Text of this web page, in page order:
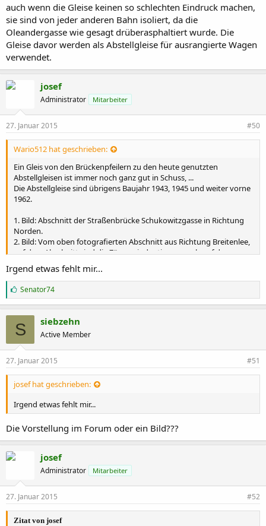
auch wenn die Gleise keinen so schlechten Eindruck machen,
sie sind von jeder anderen Bahn isoliert, da die
Oleandergasse wie gesagt drüberasphaltiert wurde. Die
Gleise davor werden als Abstellgleise für ausrangierte Wagen
verwendet.
josef
Administrator Mitarbeiter
27. Januar 2015 #50
Wario512 hat geschrieben:
Ein Gleis von den Brückenpfeilern zu den heute genutzten
Abstellgleisen ist immer noch ganz gut in Schuss, ...
Die Abstellgleise sind übrigens Baujahr 1943, 1945 und weiter vorne
1962.
1. Bild: Abschnitt der Straßenbrücke Schukowitzgasse in Richtung
Norden.
2. Bild: Vom oben fotografierten Abschnitt aus Richtung Breitenlee,
auf dem Abschnitt sind die Zäune eindeutig neuer als auf dem
drüberem Abschnitt.
3. Bild:.. usw.
Irgend etwas fehlt mir...
G
e
f
ä
l
l
t
i
r
:
Senator74
S siebzehn
Active Member
27. Januar 2015 #51
josef hat geschrieben:
Irgend etwas fehlt mir...
Die Vorstellung im Forum oder ein Bild???
josef
Administrator Mitarbeiter
27. Januar 2015 #52
Zitat von josef